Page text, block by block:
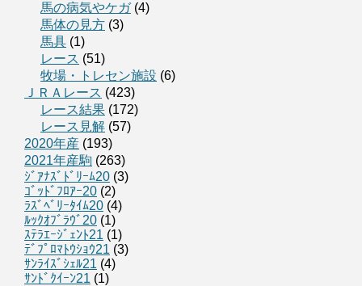
馬の病気やケガ(4)
馬体の見方 (3)
馬具 (1)
レース (51)
牧場・トレセン施設 (6)
ＪＲＡレース (423)
レース結果 (172)
レース見解 (57)
2020年産 (193)
2021年産駒 (263)
ｼﾞｱﾅｽﾞﾄﾞﾘｰﾑ20 (3)
ｺﾞｯﾄﾞﾌﾛｱｰ20 (2)
ﾗｽﾞﾍﾞﾘｰﾀｲﾑ20 (4)
ﾙｯｸｵﾌﾞﾗｳﾞ20 (1)
ｽﾃﾗｴｰｼﾞｪﾝﾄ21 (1)
ﾃﾞﾌﾟﾛﾏﾄｳｼｮｳ21 (3)
ｻﾝﾗｲｽﾞｼｪﾙ21 (4)
ｻﾝﾄﾞｸｲｰﾝ21 (1)